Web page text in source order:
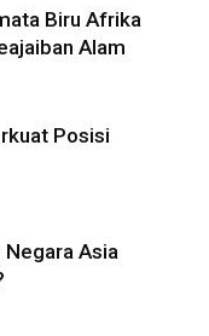
Biru Afrika
Alam
Posisi
Asia